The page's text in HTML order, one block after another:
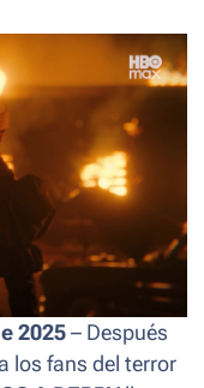
2025 – Después
los fans del terror